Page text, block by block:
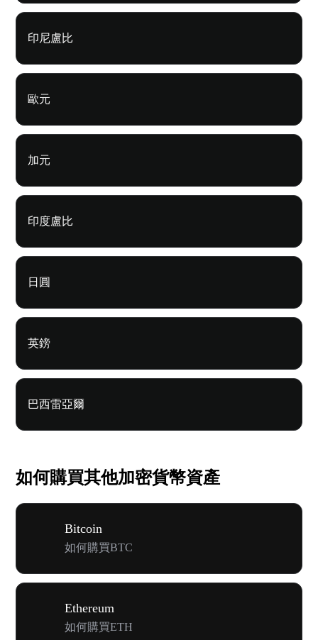
印尼盧比
歐元
加元
印度盧比
日圓
英鎊
巴西雷亞爾
如何購買其他加密貨幣資產
Bitcoin
如何購買BTC
Ethereum
如何購買ETH